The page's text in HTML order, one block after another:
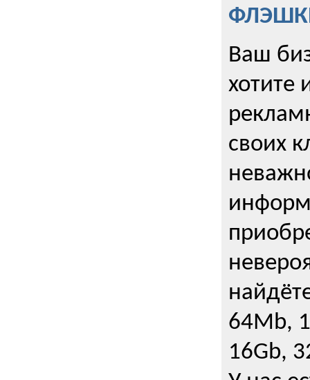
Ваш
хотите
своих
64Mb,
16Gb,